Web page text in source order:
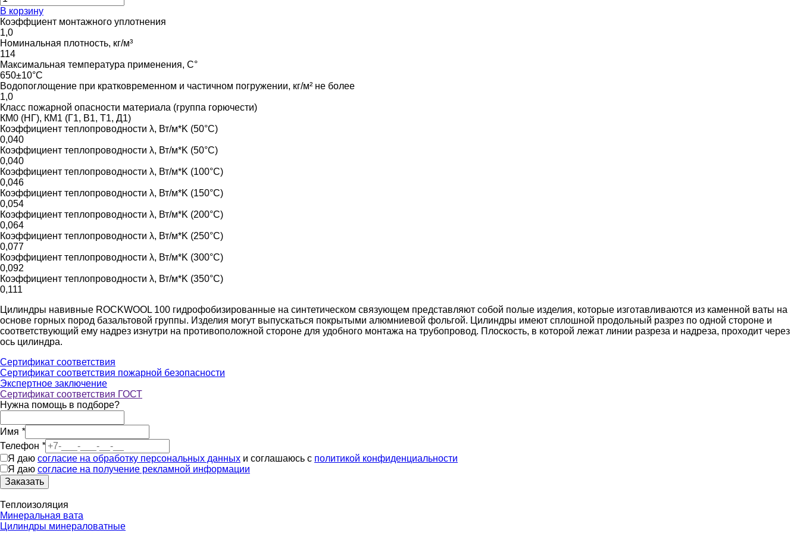
В корзину
Коэффциент монтажного уплотнения
1,0
Номинальная плотность, кг/м³
114
Максимальная температура применения, С°
650±10°C
Водопоглощение при кратковременном и частичном погружении, кг/м² не более
1,0
Класс пожарной опасности материала (группа горючести)
КМ0 (НГ), КМ1 (Г1, В1, Т1, Д1)
Коэффициент теплопроводности λ, Вт/м*K (50°C)
0,040
Коэффициент теплопроводности λ, Вт/м*K (50°C)
0,040
Коэффициент теплопроводности λ, Вт/м*K (100°C)
0,046
Коэффициент теплопроводности λ, Вт/м*K (150°C)
0,054
Коэффициент теплопроводности λ, Вт/м*K (200°C)
0,064
Коэффициент теплопроводности λ, Вт/м*K (250°C)
0,077
Коэффициент теплопроводности λ, Вт/м*K (300°C)
0,092
Коэффициент теплопроводности λ, Вт/м*K (350°C)
0,111
Цилиндры навивные ROCKWOOL 100 гидрофобизированные на синтетическом связующем представляют собой полые изделия, которые изготавливаются из каменной ваты на
основе горных пород базальтовой группы. Изделия могут выпускаться покрытыми алюмниевой фольгой. Цилиндры имеют сплошной продольный разрез по одной стороне и
соответствующий ему надрез изнутри на противоположной стороне для удобного монтажа на трубопровод. Плоскость, в которой лежат линии разреза и надреза, проходит через
ось цилиндра.
Сертификат соответствия
Сертификат соответствия пожарной безопасности
Экспертное заключение
Сертификат соответствия ГОСТ
Нужна помощь в подборе?
Имя *
Телефон *
Я даю согласие на обработку персональных данных и соглашаюсь с политикой конфиденциальности
Я даю согласие на получение рекламной информации
Заказать
Теплоизоляция
Минеральная вата
Цилиндры минераловатные